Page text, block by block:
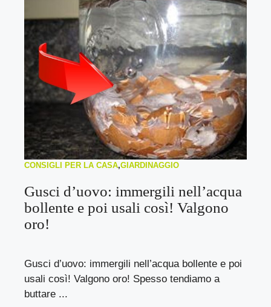
CONSIGLI PER LA CASA,GIARDINAGGIO
Gusci d’uovo: immergili nell’acqua
bollente e poi usali così! Valgono
oro!
Gusci d’uovo: immergili nell’acqua bollente e poi
usali così! Valgono oro! Spesso tendiamo a
buttare ...